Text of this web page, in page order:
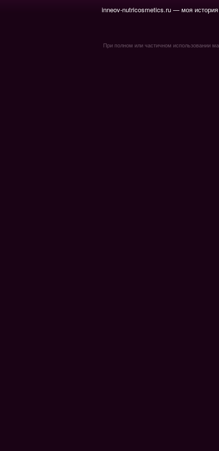
inneov-nutricosmetics.ru — моя
При полном или частичном использовании